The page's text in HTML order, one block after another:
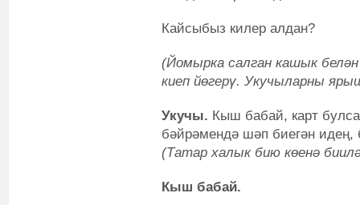
Кайсыбыз килер алдан?
(Йомырка салган кашык
киеп йөгерү. Укучыларны
Укучы. Кыш бабай, карт
бәйрәмендә шәп биегән
(Татар халык бию көенә
Кыш бабай.